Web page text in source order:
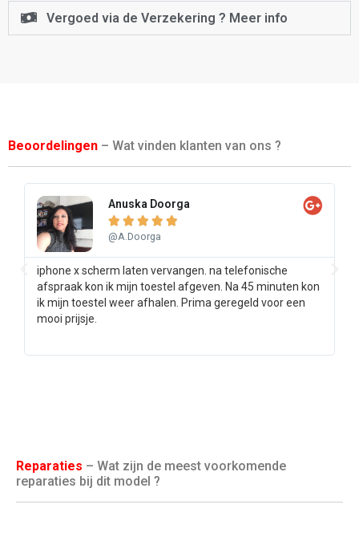
Vergoed via de Verzekering ? Meer info
Beoordelingen – Wat vinden klanten van ons ?
Anuska Doorga
    
@A.Doorga
iphone x scherm laten vervangen. na telefonische
afspraak kon ik mijn toestel afgeven. Na 45 minuten kon
ik mijn toestel weer afhalen. Prima geregeld voor een
mooi prijsje.
Reparaties – Wat zijn de meest voorkomende
reparaties bij dit model ?